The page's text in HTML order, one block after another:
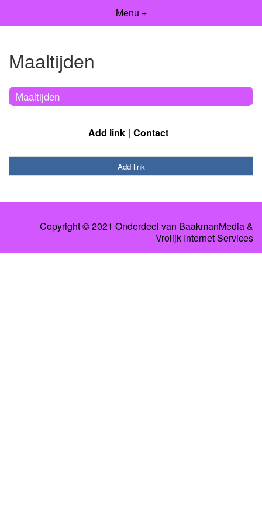
Menu +
Maaltijden
Maaltijden
Add link Contact
Add link
Copyright © 2021 Onderdeel van BaakmanMedia&
Vrolijk Internet Services